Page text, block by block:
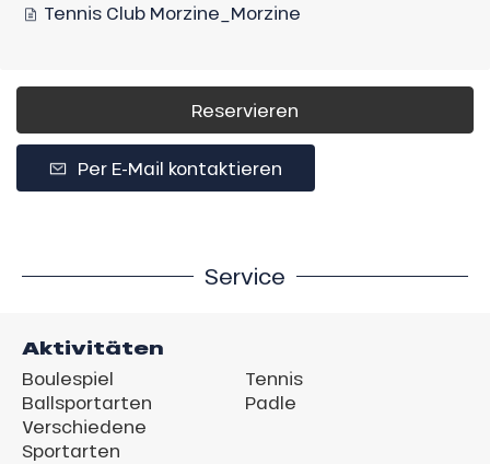
Tennis Club Morzine_Morzine
Reservieren
Per E-Mail kontaktieren
Service
Aktivitäten
Boulespiel
Ballsportarten
Verschiedene
Sportarten
Tennis
Padle